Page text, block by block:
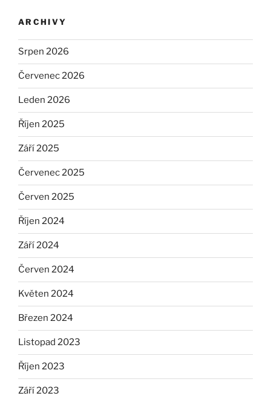
ARCHIVY
Srpen 2026
Červenec 2026
Leden 2026
Říjen 2025
Září 2025
Červenec 2025
Červen 2025
Říjen 2024
Září 2024
Červen 2024
Květen 2024
Březen 2024
Listopad 2023
Říjen 2023
Září 2023